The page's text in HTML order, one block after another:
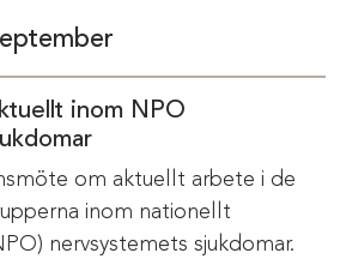
inom NPO
om aktuellt arbete i de
inom nationellt
nervsystemets sjukdomar.